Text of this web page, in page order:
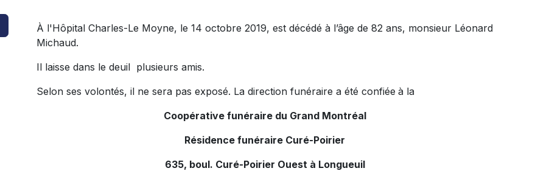
À l'Hôpital Charles-Le Moyne, le 14 octobre 2019, est décédé à l’âge de 82 ans, monsieur Léonard
Michaud.
Il laisse dans le deuil plusieurs amis.
Selon ses volontés, il ne sera pas exposé. La direction funéraire a été confiée à la
Coopérative funéraire du Grand Montréal
Résidence funéraire Curé-Poirier
635, boul. Curé-Poirier Ouest à Longueuil